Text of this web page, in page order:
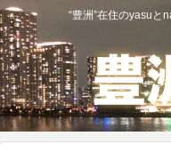
“豊洲”在住のyasuと